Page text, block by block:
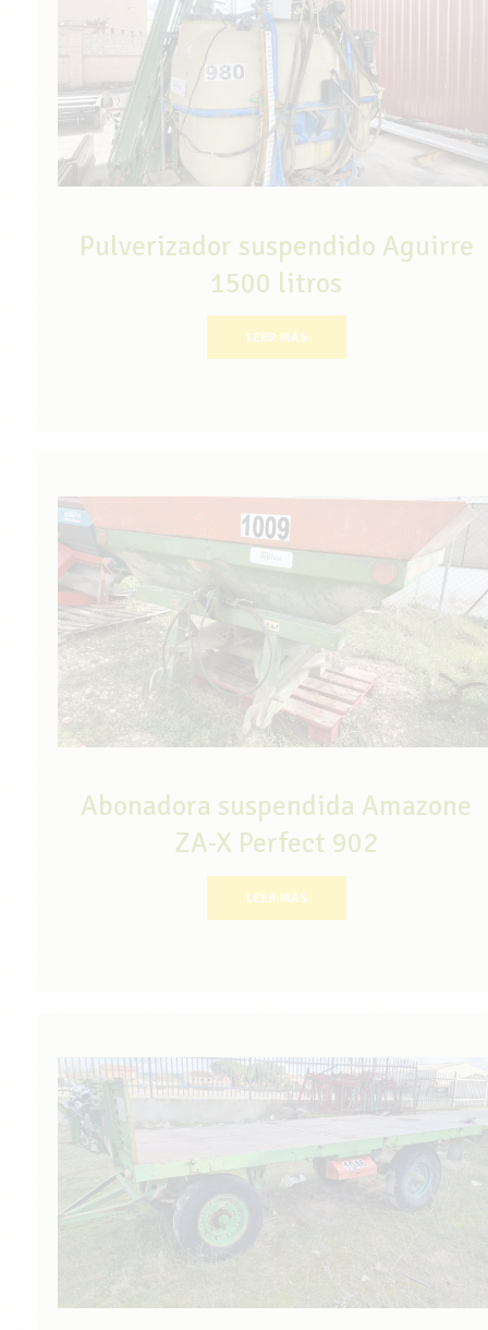
Pulverizador suspendido Aguirre
1500 litros
LEER MÁS
Abonadora suspendida Amazone
ZA-X Perfect 902
LEER MÁS